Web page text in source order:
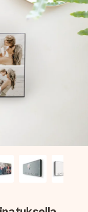
ja lähtee matkaan